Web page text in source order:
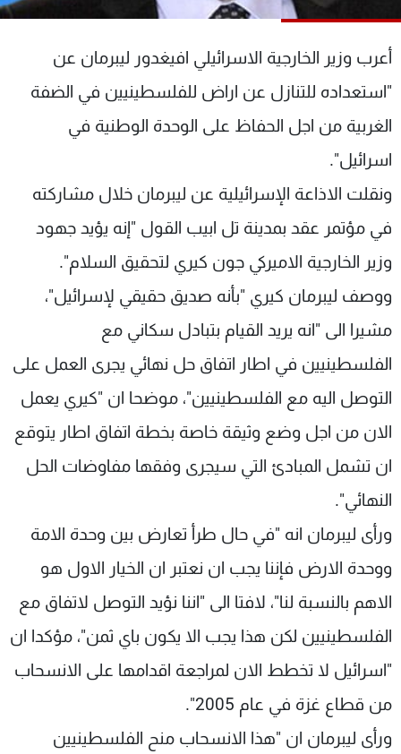
أعرب وزير الخارجية الاسرائيلي افيغدور ليبرمان عن
"استعداده للتنازل عن اراض للفلسطينيين في الضفة
الغربية من اجل الحفاظ على الوحدة الوطنية في
اسرائيل".
ونقلت الاذاعة الإسرائيلية عن ليبرمان خلال مشاركته
في مؤتمر عقد بمدينة تل ابيب القول "إنه يؤيد جهود
وزير الخارجية الاميركي جون كيري لتحقيق السلام".
ووصف ليبرمان كيري "بأنه صديق حقيقي لإسرائيل"،
مشيرا الى "انه يريد القيام بتبادل سكاني مع
الفلسطينيين في اطار اتفاق حل نهائي يجرى العمل على
التوصل اليه مع الفلسطينيين"، موضحا ان "كيري يعمل
الان من اجل وضع وثيقة خاصة بخطة اتفاق اطار يتوقع
ان تشمل المبادئ التي سيجرى وفقها مفاوضات الحل
النهائي".
ورأى ليبرمان انه "في حال طرأ تعارض بين وحدة الامة
ووحدة الارض فإننا يجب ان نعتبر ان الخيار الاول هو
الاهم بالنسبة لنا"، لافتا الى "اننا نؤيد التوصل لاتفاق مع
الفلسطينيين لكن هذا يجب الا يكون باي ثمن"، مؤكدا ان
"اسرائيل لا تخطط الان لمراجعة اقدامها على الانسحاب
من قطاع غزة في عام 2005".
ورأى ليبرمان ان "هذا الانسحاب منح الفلسطينيين
شاهد البرامج
الترددات
عن MTV
الإنـتـاج
لاعلاناتكم
وظائف
تواصل معنا
شروط الإسـتخدام